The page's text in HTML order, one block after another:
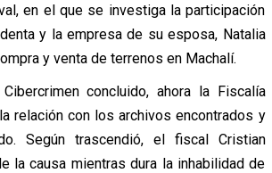
en el que se investiga la participación
y la empresa de su esposa, Natalia
y venta de terrenos en Machalí.
concluido, ahora la Fiscalía
relación con los archivos encontrados y
Según trascendió, el fiscal Cristian
la causa mientras dura la inhabilidad de